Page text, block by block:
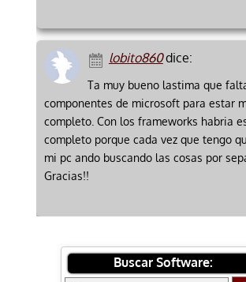
lobito860dice:
Ta muy bueno lastima que
componentes de microsoft para estar
completo. Con los frameworks habria
completo porque cada vez que tengo
mi pc ando buscando las cosas por
Gracias!!
Buscar Software: